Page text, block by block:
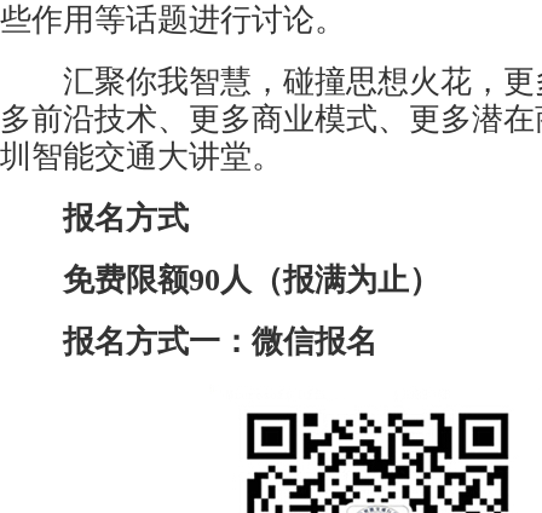
些作用等话题进行讨论。
汇聚你我智慧，碰撞思想火花，更
多前沿技术、更多商业模式、更多潜
圳智能交通大讲堂。
报名方式
免费限额90人（报满为止）
报名方式一：微信报名